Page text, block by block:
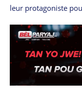
leur protagoniste